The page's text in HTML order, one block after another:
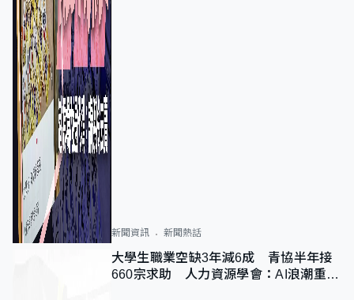
新聞資訊 新聞熱話
大學生職業空缺3年減6成 青協半年接
660宗求助 人力資源學會：AI浪潮重整